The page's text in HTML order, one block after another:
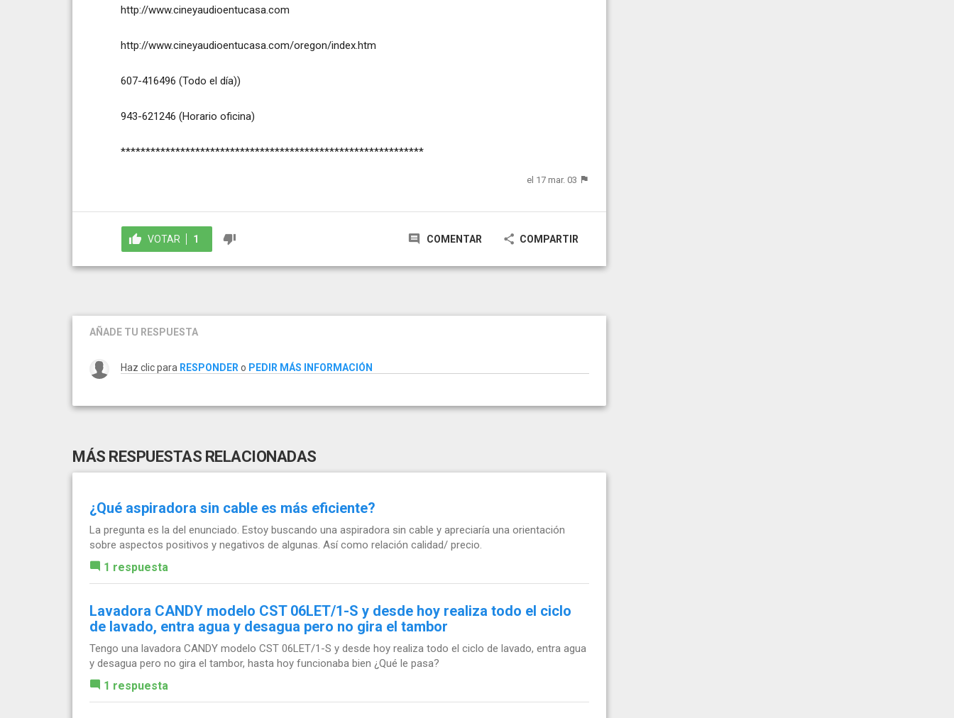
http://www.cineyaudioentucasa.com
http://www.cineyaudioentucasa.com/oregon/index.htm
607-416496 (Todo el día))
943-621246 (Horario oficina)
*************************************************************
el 17 mar. 03
VOTAR 1 COMENTAR COMPARTIR
AÑADE TU RESPUESTA
Haz clic para RESPONDER o PEDIR MÁS INFORMACIÓN
MÁS RESPUESTAS RELACIONADAS
¿Qué aspiradora sin cable es más eficiente?
La pregunta es la del enunciado. Estoy buscando una aspiradora sin cable y apreciaría una orientación
sobre aspectos positivos y negativos de algunas. Así como relación calidad/ precio.
1 respuesta
Lavadora CANDY modelo CST 06LET/1-S y desde hoy realiza todo el ciclo
de lavado, entra agua y desagua pero no gira el tambor
Tengo una lavadora CANDY modelo CST 06LET/1-S y desde hoy realiza todo el ciclo de lavado, entra agua
y desagua pero no gira el tambor, hasta hoy funcionaba bien ¿Qué le pasa?
1 respuesta